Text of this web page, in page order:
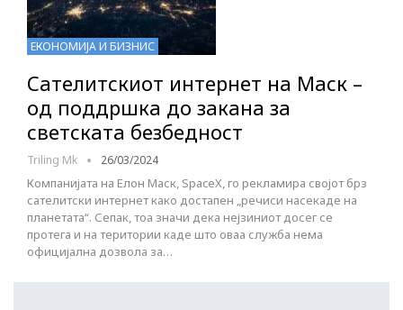
ЕКОНОМИЈА И БИЗНИС
Сателитскиот интернет на Маск –
од поддршка до закана за
светската безбедност
Triling Mk 26/03/2024
Компанијата на Елон Маск, SpaceX, го рекламира својот брз
сателитски интернет како достапен „речиси насекаде на
планетата“. Сепак, тоа значи дека нејзиниот досег се
протега и на територии каде што оваа служба нема
официјална дозвола за…